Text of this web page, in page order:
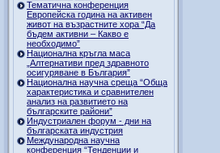
Тематична конференция
Европейска година на активен
живот на възрастните хора “Да
бъдем активни – Какво е
необходимо”
Национална кръгла маса
„Алтернативи пред здравното
осигуряване в България”
Национална научна среща “Обща
характеристика и сравнителен
анализ на развитието на
българските райони”
Индустриален форум - дни на
българската индустрия
Международна научна
конференция “Тенденции и